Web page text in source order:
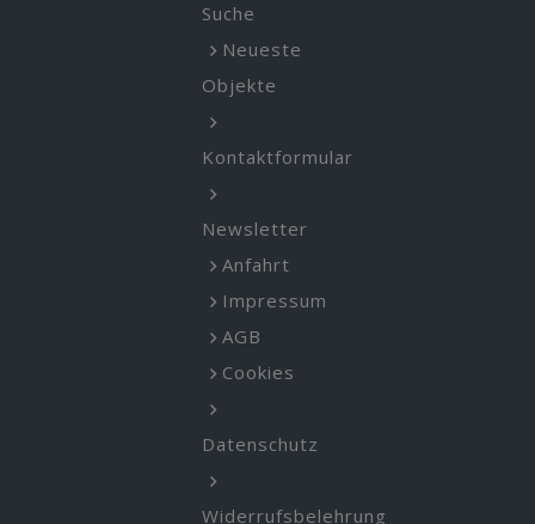
Suche
Neueste
Objekte
Kontaktformular
Newsletter
Anfahrt
Impressum
AGB
Cookies
Datenschutz
Widerrufsbelehrung